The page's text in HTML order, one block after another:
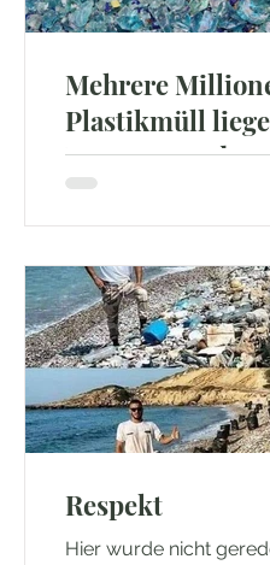
Mehrere
Plastikmüll
Meeresgrund
Forschende erstmals
sammelt. Je tiefer der
Respekt
Hier wurde nicht